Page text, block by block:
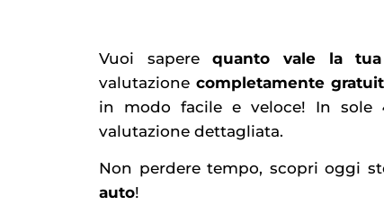
Vuoi saperequanto vale la
valutazione completamente
in modo facile e veloce! In sole
valutazione dettagliata.
Non perdere tempo, scopri oggi
auto!